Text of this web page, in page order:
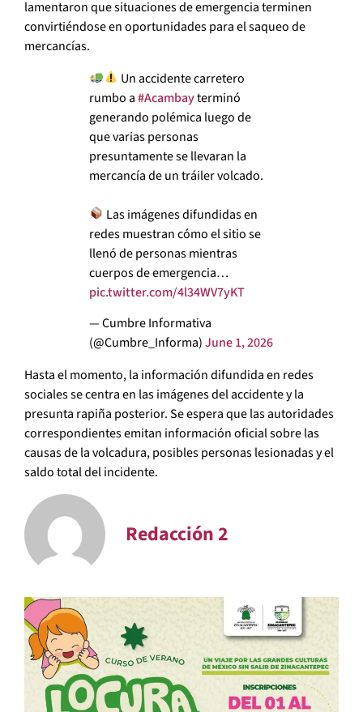
lamentaron que situaciones de emergencia terminen
convirtiéndose en oportunidades para el saqueo de
mercancías.
Un accidente carretero
rumbo a#Acambayterminó
generando polémica luego de
que varias personas
presuntamente se llevaran la
mercancía de un tráiler volcado.
Las imágenes difundidas en
redes muestran cómo el sitio se
llenó de personas mientras
cuerpos de emergencia…
pic.twitter.com/4l34WV7yKT
— Cumbre Informativa
(@Cumbre_Informa)June 1, 2026
Hasta el momento, la información difundida en redes
sociales se centra en las imágenes del accidente y la
presunta rapiña posterior. Se espera que las autoridades
correspondientes emitan información oficial sobre las
causas de la volcadura, posibles personas lesionadas y el
saldo total del incidente.
Redacción 2